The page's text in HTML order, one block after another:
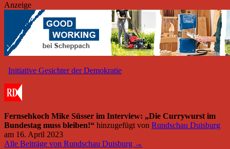
Anzeige
Initiative Gesichter der Demokratie
Fernsehkoch Mike Süsser im Interview: „Die Currywurst im
Bundestag muss bleiben!“ hinzugefügt von Rundschau Duisburg
am 16. April 2023
Alle Beiträge von Rundschau Duisburg →